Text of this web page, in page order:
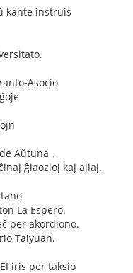
kante instruis
Asocio
Aŭtuna，
ĝiaozioj kaj aliaj.
La Espero.
per akordiono.
Taiyuan.
iris per taksio